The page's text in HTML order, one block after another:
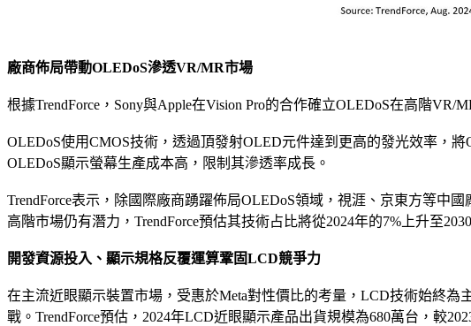
廠商佈局帶動OLEDoS滲透VR/MR市場
根據TrendForce，Sony與Apple在Vision Pro的合作確立OLEDoS在高階
OLEDoS使用CMOS技術，透過頂發射OLED元件達到更高的發光效率，
OLEDoS顯示螢幕生產成本高，限制其滲透率成長。
TrendForce表示，除國際廠商踴躍佈局OLEDoS領域，視涯、京東方等中
高階市場仍有潛力，TrendForce預估其技術占比將從2024年的7%上升至
開發資源投入、顯示規格反覆運算鞏固LCD競爭力
在主流近眼顯示裝置市場，受惠於Meta對性價比的考量，LCD技術始終
戰。TrendForce預估，2024年LCD近眼顯示產品出貨規模為680萬台，較